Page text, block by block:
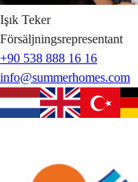
Işık Teker
Försäljningsrepresentant
+90 538 888 16 16
info@summerhomes.com